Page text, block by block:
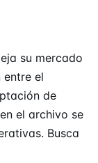
su mercado
el
de
el archivo se
Busca